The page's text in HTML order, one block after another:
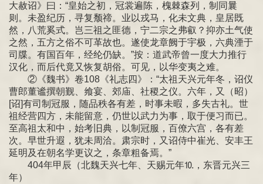
大赦诏》曰：“皇始之初，冠裳遍陈，槐棘森列，制同曩
则。未盈纪历，寻复颓禘。业以戎马，化未文典，皇居既
然，八荒奚式。岂三祖之匪德，宁二宗之弗叡？抑亦土气使
之然，五方之俗不可革故也。遂使龙章阙于宇极，六典湮于
司牒。有国百年，经纶仍缺。”按：道武帝曾一度大力推行
汉化，而后代竟又恢复胡俗。可见，以华变夷之难。
②《魏书》卷108《礼志四》：“太祖天兴元年冬，诏仪
曹郎董谧撰朝觐、飨宴、郊庙、社稷之仪。六年，又（昭）
[诏]有司制冠服，随品秩各有差，时事未暇，多失古礼。世
祖经营四方，未能留意，仍世以武力为事，取于便习而已。
至高祖太和中，始考旧典，以制冠服，百僚六宫，各有差
次。早世升遐，犹未周洽。肃宗时，又诏侍中崔光、安丰王
延明及在朝名学更议之，条章粗备焉。”
404年甲辰（北魏天兴七年、天赐元年⒑，东晋元兴三
年）